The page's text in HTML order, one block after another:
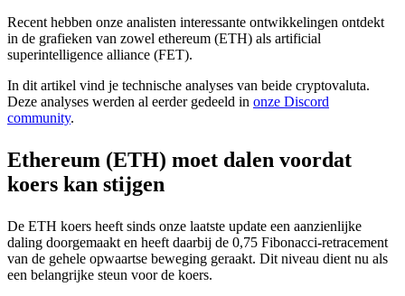
Recent hebben onze analisten interessante ontwikkelingen ontdekt
in de grafieken van zowel ethereum (ETH) als artificial
superintelligence alliance (FET).
In dit artikel vind je technische analyses van beide cryptovaluta.
Deze analyses werden al eerder gedeeld in onze Discord
community.
Ethereum (ETH) moet dalen voordat
koers kan stijgen
De ETH koers heeft sinds onze laatste update een aanzienlijke
daling doorgemaakt en heeft daarbij de 0,75 Fibonacci-retracement
van de gehele opwaartse beweging geraakt. Dit niveau dient nu als
een belangrijke steun voor de koers.